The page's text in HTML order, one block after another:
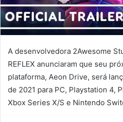
A desenvolvedora 2Awesome
REFLEX anunciaram que seu
plataforma, Aeon Drive, será
de 2021 para PC, Playstation 4,
Xbox Series X/S e Nintendo